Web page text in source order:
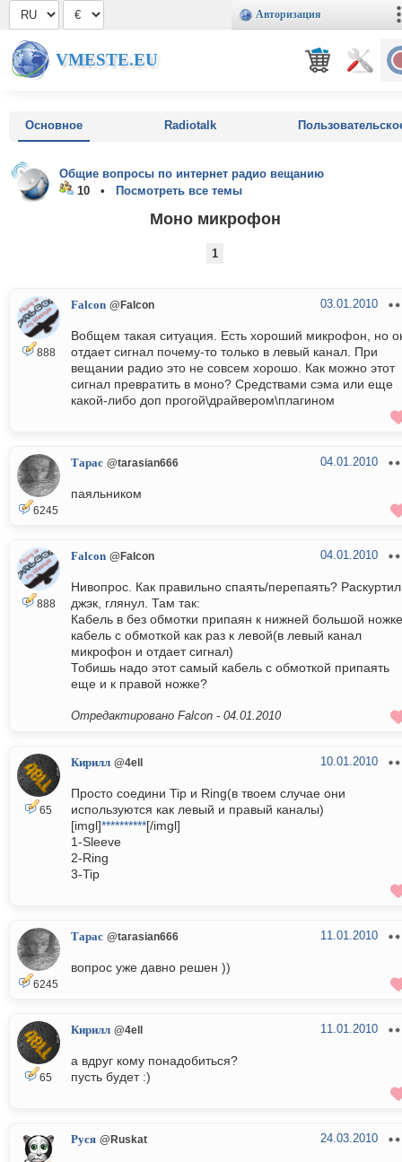
Авторизация
VMESTE.EU
Основное Radiotalk
Общие вопросы по интернет радио вещанию
10 •
Посмотреть все темы
Моно микрофон
1
888
Falcon @Falcon 03.01.2010
Вобщем такая ситуация. Есть хороший микрофон, но
отдает сигнал почему-то только в левый канал. При
вещании радио это не совсем хорошо. Как можно этот
сигнал превратить в моно? Средствами сэма или еще
какой-либо доп прогой\драйвером\плагином
6245
Тарас @tarasian666 04.01.2010
паяльником
888
Falcon @Falcon 04.01.2010
Нивопрос. Как правильно спаять/перепаять? Раскуртил
джэк, глянул. Там так:
Кабель в без обмотки припаян к нижней большой
кабель с обмоткой как раз к левой(в левый канал
микрофон и отдает сигнал)
Тобишь надо этот самый кабель с обмоткой припаять
еще и к правой ножке?
Отредактировано Falcon - 04.01.2010
65
Кирилл @4ell 10.01.2010
Просто соедини Tip и Ring(в твоем случае они
используются как левый и правый каналы)
[imgl]**********[/imgl]
1-Sleeve
2-Ring
3-Tip
6245
Тарас @tarasian666 11.01.2010
вопрос уже давно решен ))
65
Кирилл @4ell 11.01.2010
а вдруг кому понадобиться?
пусть будет :)
Руся @Ruskat 24.03.2010